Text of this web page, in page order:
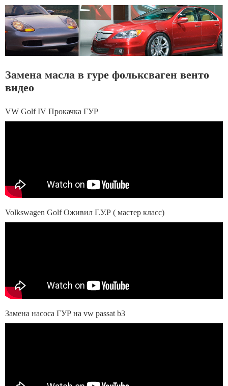
Замена масла в гуре фольксваген венто
видео
VW Golf IV Прокачка ГУР
Volkswagen Golf Оживил Г.У.Р ( мастер класс)
Замена насоса ГУР на vw passat b3